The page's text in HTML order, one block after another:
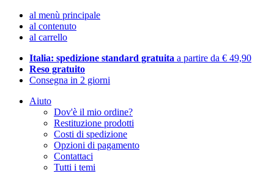
al menù principale
al contenuto
al carrello
Italia: spedizione standard gratuita a partire da € 49,90
Reso gratuito
Consegna in 2 giorni
Aiuto
Dov'è il mio ordine?
Restituzione prodotti
Costi di spedizione
Opzioni di pagamento
Contattaci
Tutti i temi